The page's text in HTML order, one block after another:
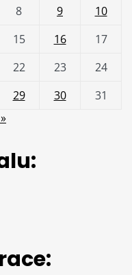
8 9
10
15 16
17
22 23
24
29 30
31